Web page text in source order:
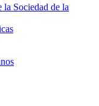
la Sociedad de la